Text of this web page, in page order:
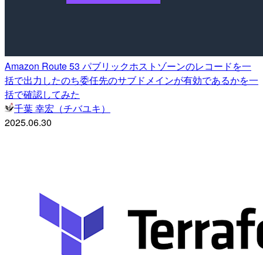
Amazon Route 53 パブリックホストゾーンのレコードを一
括で出力したのち委任先のサブドメインが有効であるかを一
括で確認してみた
千葉 幸宏（チバユキ）
2025.06.30